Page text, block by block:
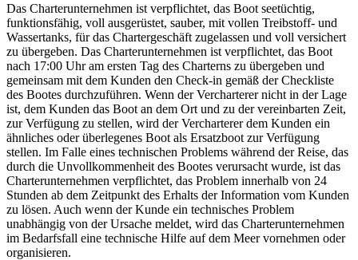
Das Charterunternehmen ist verpflichtet, das Boot seetüchtig,
funktionsfähig, voll ausgerüstet, sauber, mit vollen Treibstoff- und
Wassertanks, für das Chartergeschäft zugelassen und voll versichert
zu übergeben. Das Charterunternehmen ist verpflichtet, das Boot
nach 17:00 Uhr am ersten Tag des Charterns zu übergeben und
gemeinsam mit dem Kunden den Check-in gemäß der Checkliste
des Bootes durchzuführen. Wenn der Vercharterer nicht in der Lage
ist, dem Kunden das Boot an dem Ort und zu der vereinbarten Zeit,
zur Verfügung zu stellen, wird der Vercharterer dem Kunden ein
ähnliches oder überlegenes Boot als Ersatzboot zur Verfügung
stellen. Im Falle eines technischen Problems während der Reise, das
durch die Unvollkommenheit des Bootes verursacht wurde, ist das
Charterunternehmen verpflichtet, das Problem innerhalb von 24
Stunden ab dem Zeitpunkt des Erhalts der Information vom Kunden
zu lösen. Auch wenn der Kunde ein technisches Problem
unabhängig von der Ursache meldet, wird das Charterunternehmen
im Bedarfsfall eine technische Hilfe auf dem Meer vornehmen oder
organisieren.